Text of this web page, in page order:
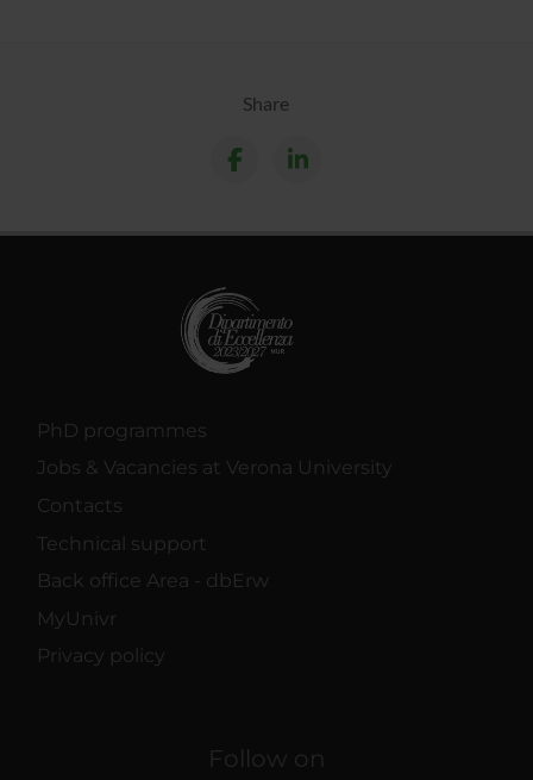
Share
PhD programmes
Jobs & Vacancies at Verona University
Contacts
Technical support
Back office Area - dbErw
MyUnivr
Privacy policy
Follow on